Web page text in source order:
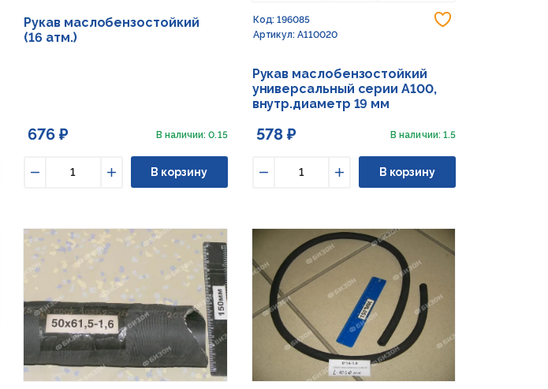
Добавить в избранное
Рукав маслобензостойкий
(16 атм.)
676 ₽ В наличии: 0.15
Увеличить
В корзину
Код: 196085
Артикул: A110020
Рукав маслобензостойкий
универсальный серии А100,
внутр.диаметр 19 мм
578 ₽ В наличии: 1.5
Увеличить
В корзину